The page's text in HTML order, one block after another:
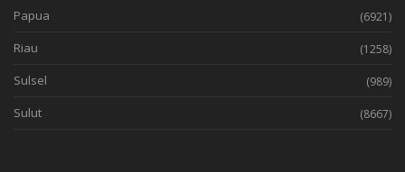
Papua (6921)
Riau (1258)
Sulsel (989)
Sulut (8667)